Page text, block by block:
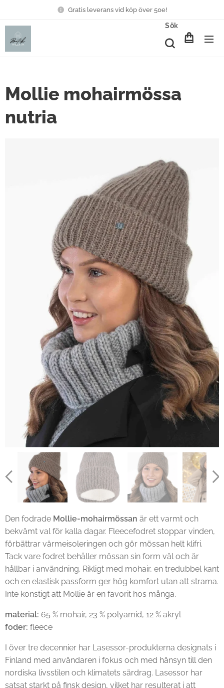
Gratis leverans vid köp över 50e!
Sök
Mollie mohairmössa
nutria
Den fodrade Mollie-mohairmössan är ett varmt och
bekvämt val för kalla dagar. Fleecefodret stoppar vinden,
förbättrar värmeisoleringen och gör mössan helt klifri.
Tack vare fodret behåller mössan sin form väl och är
hållbar i användning. Rikligt med mohair, en tredubbel kant
och en elastisk passform ger hög komfort utan att strama.
Inte konstigt att Mollie är en favorit hos många.
material: 65 % mohair, 23 % polyamid, 12 % akryl
foder: fleece
I över tre decennier har Lasessor-produkterna designats i
Finland med användaren i fokus och med hänsyn till den
nordiska livsstilen och klimatets särdrag. Lasessor har
satsat starkt på finsk design, vilket har resulterat i att